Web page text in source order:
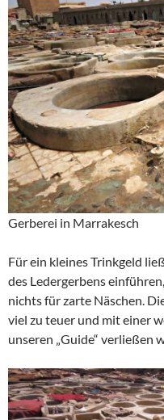
Gerberei in Marrakesch
Für ein kleines Trinkgeld
des Ledergerbens
nichts für zarte Näschen.
viel zu teuer und mit einer
unseren „Guide“ verließen